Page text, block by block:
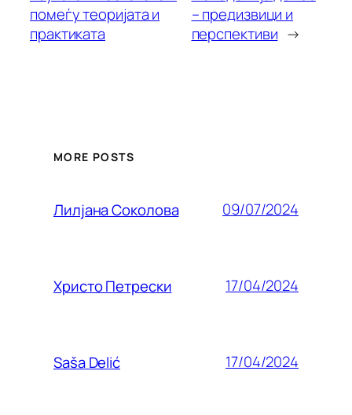
помеѓу теоријата и
практиката
– предизвици и
перспективи →
MORE POSTS
Лилjана Соколова 09/07/2024
Христо Петрески 17/04/2024
Saša Delić 17/04/2024